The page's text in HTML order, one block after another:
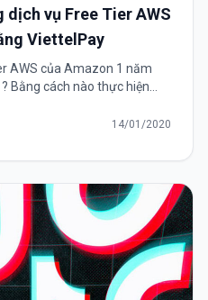
dịch vụ Free Tier AWS
ViettelPay
AWS của Amazon 1 năm
Bằng cách nào thực hiện
phẩm...
14/01/2020